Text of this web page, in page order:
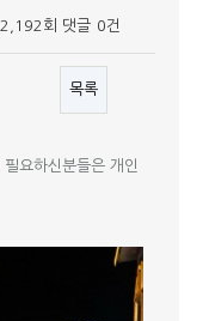
회 댓글 0건
목록
요하신분들은 개인